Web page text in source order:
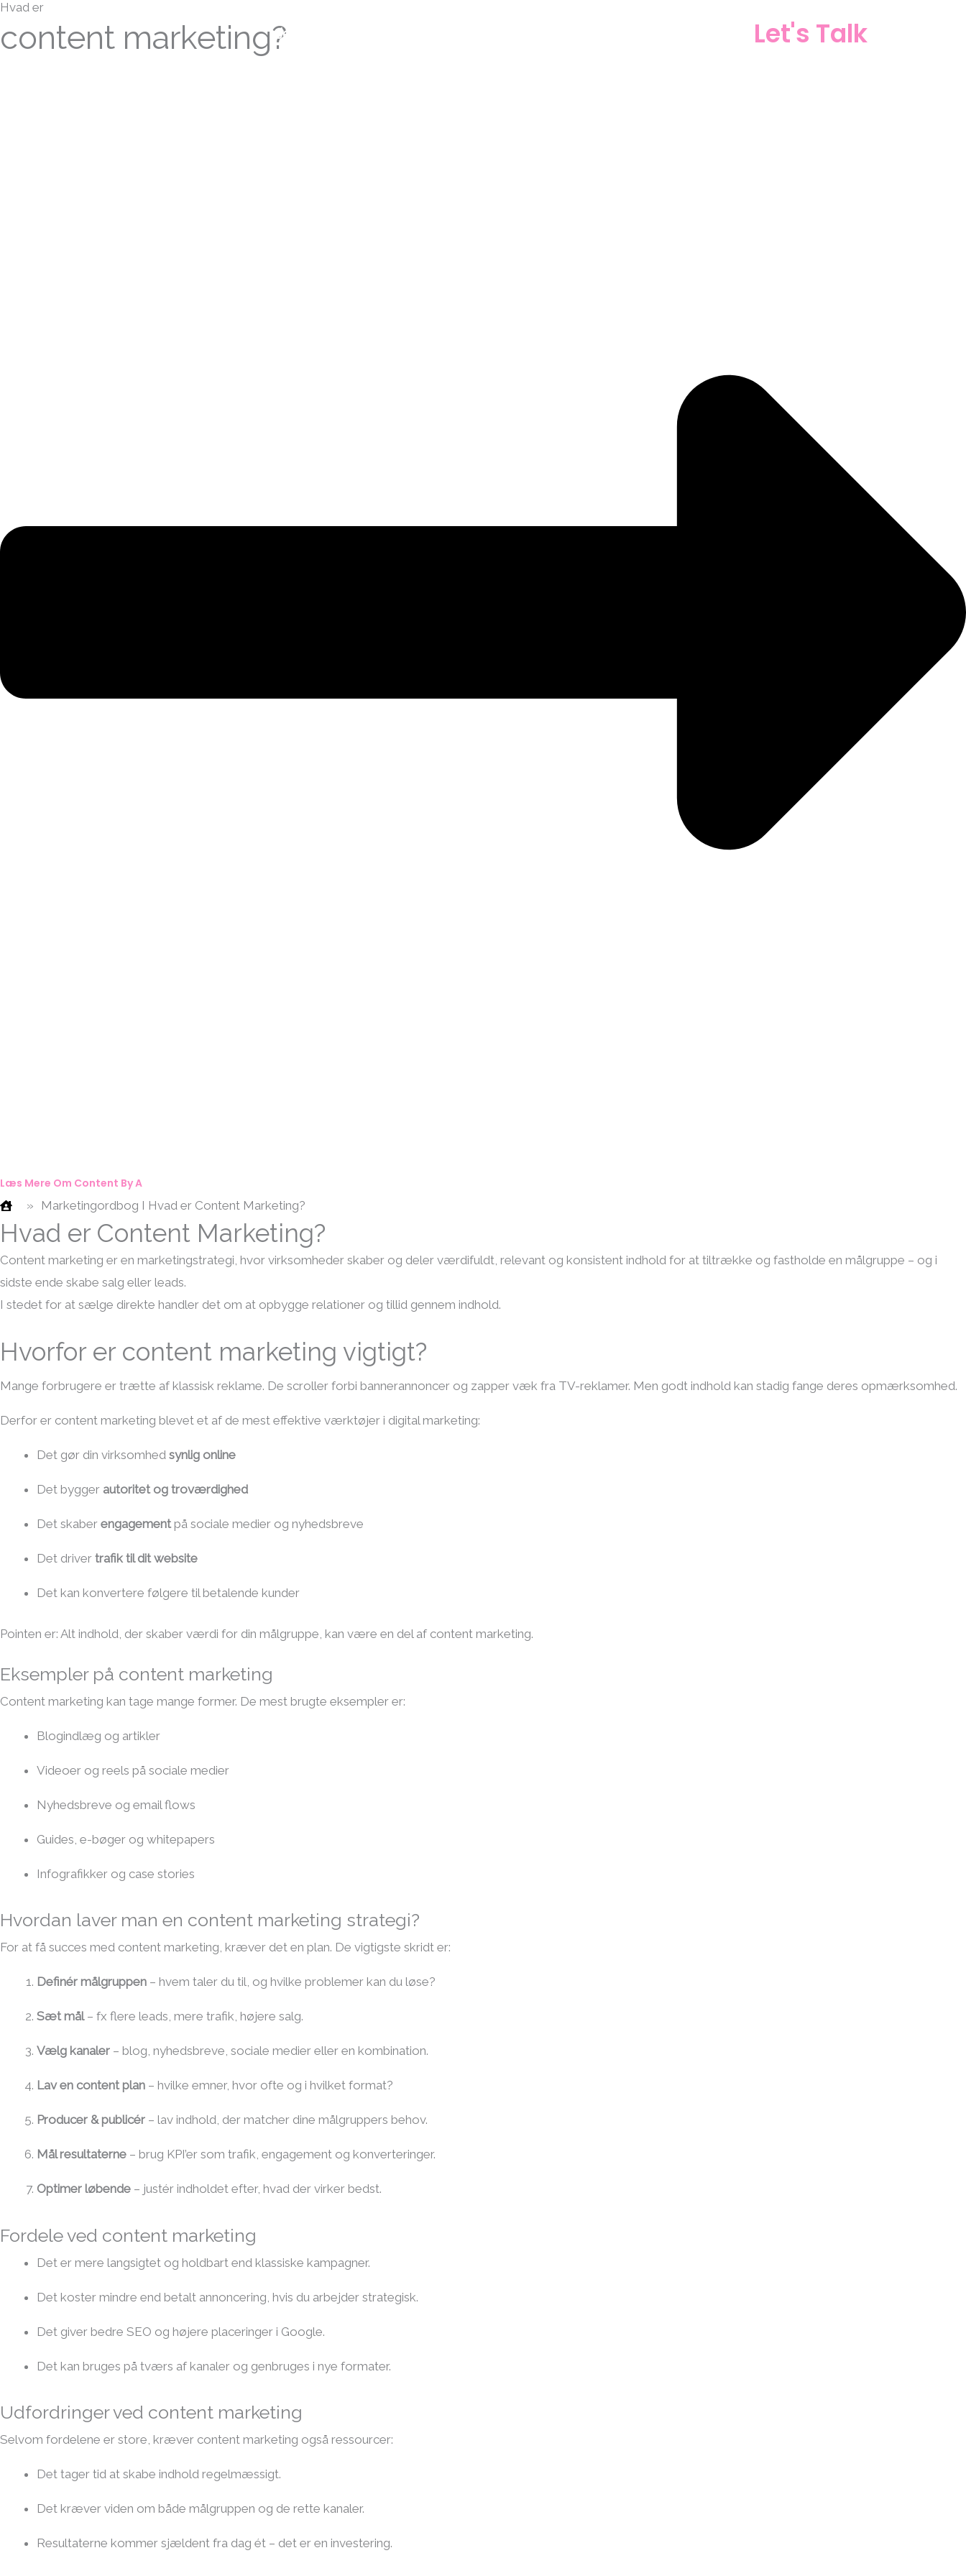
Gå
til
Jeg tilbyder Let's Talk
Hvad er
content marketing?
Læs Mere Om Content By A
»
Marketingordbog I Hvad er Content Marketing?
Hvad er Content Marketing?
Content marketing er en marketingstrategi, hvor virksomheder skaber og deler værdifuldt, relevant og konsistent indhold for at tiltrække og fastholde en målgruppe – og i
sidste ende skabe salg eller leads.
I stedet for at sælge direkte handler det om at opbygge relationer og tillid gennem indhold.
Hvorfor er content marketing vigtigt?
Mange forbrugere er trætte af klassisk reklame. De scroller forbi bannerannoncer og zapper væk fra TV-reklamer. Men godt indhold kan stadig fange deres opmærksomhed.
Derfor er content marketing blevet et af de mest effektive værktøjer i digital marketing:
Det gør din virksomhed synlig online
Det bygger autoritet og troværdighed
Det skaber engagementpå sociale medier og nyhedsbreve
Det driver trafik til dit website
Det kan konvertere følgere til betalende kunder
Pointen er: Alt indhold, der skaber værdi for din målgruppe, kan være en del af content marketing.
Eksempler på content marketing
Content marketing kan tage mange former. De mest brugte eksempler er:
Blogindlæg og artikler
Videoer og reels på sociale medier
Nyhedsbreve og email flows
Guides, e-bøger og whitepapers
Infografikker og case stories
Hvordan laver man en content marketing strategi?
For at få succes med content marketing, kræver det en plan. De vigtigste skridt er:
Definér målgruppen – hvem taler du til, og hvilke problemer kan du løse?
Sæt mål– fx flere leads, mere trafik, højere salg.
Vælg kanaler – blog, nyhedsbreve, sociale medier eller en kombination.
Lav en content plan – hvilke emner, hvor ofte og i hvilket format?
Producer & publicér – lav indhold, der matcher dine målgruppers behov.
Mål resultaterne – brug KPI’er som trafik, engagement og konverteringer.
Optimer løbende – justér indholdet efter, hvad der virker bedst.
Fordele ved content marketing
Det er mere langsigtet og holdbart end klassiske kampagner.
Det koster mindre end betalt annoncering, hvis du arbejder strategisk.
Det giver bedre SEO og højere placeringer i Google.
Det kan bruges på tværs af kanaler og genbruges i nye formater.
Udfordringer ved content marketing
Selvom fordelene er store, kræver content marketing også ressourcer:
Det tager tid at skabe indhold regelmæssigt.
Det kræver viden om både målgruppen og de rette kanaler.
Resultaterne kommer sjældent fra dag ét – det er en investering.